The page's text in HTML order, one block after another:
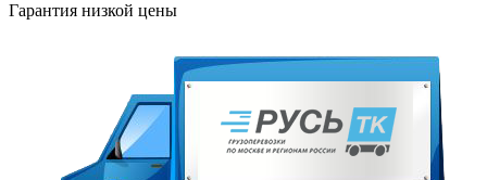
Гарантия низкой цены